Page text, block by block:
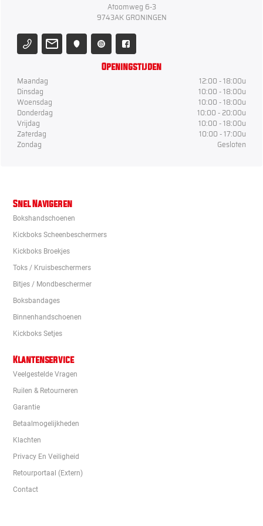
Atoomweg 6-3
9743AK GRONINGEN
Openingstijden
Maandag
12:00 - 18:00u
Dinsdag
10:00 - 18:00u
Woensdag
10:00 - 18:00u
Donderdag
10:00 - 20:00u
Vrijdag
10:00 - 18:00u
Zaterdag
10:00 - 17:00u
Zondag
Gesloten
Snel Navigeren
Bokshandschoenen
Kickboks Scheenbeschermers
Kickboks Broekjes
Toks / Kruisbeschermers
Bitjes / Mondbeschermer
Boksbandages
Binnenhandschoenen
Kickboks Setjes
Klantenservice
Veelgestelde Vragen
Ruilen & Retourneren
Garantie
Betaalmogelijkheden
Klachten
Privacy En Veiligheid
Retourportaal (extern)
Contact